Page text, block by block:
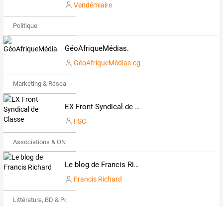
Vendémiaire
Politique
GéoAfriqueMédias.
GéoAfriqueMédias.cg
Marketing & Réseaux Sociaux
EX Front Syndical de Classe
FSC
Associations & ONG
Le blog de Francis Richard
Francis Richard
Littérature, BD & Poésie